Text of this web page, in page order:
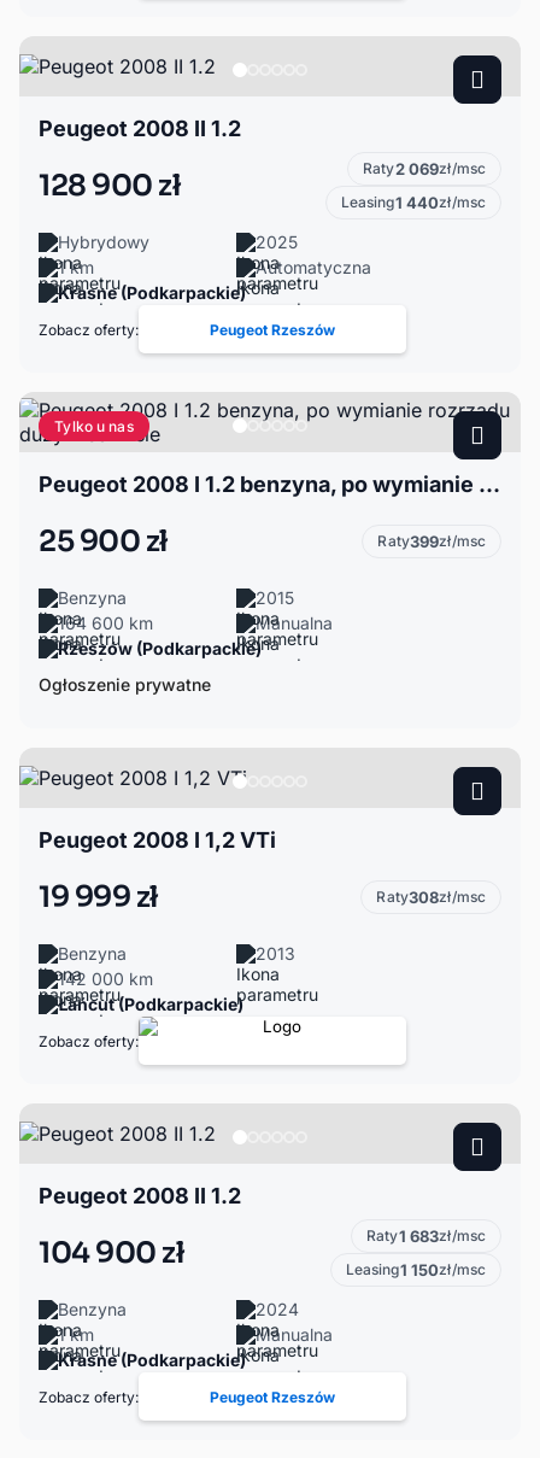
Peugeot 2008 II 1.2
128 900 zł Raty2 069zł/msc
Leasing1 440zł/msc
Hybrydowy
2025
1 km
Automatyczna
Krasne (Podkarpackie)
Zobacz oferty: Peugeot Rzeszów
Tylko u nas
Peugeot 2008 I 1.2 benzyna, po wymianie rozrządu dużym serwisie
25 900 zł Raty399zł/msc
Benzyna
2015
164 600 km
Manualna
Rzeszów (Podkarpackie)
Ogłoszenie prywatne
Peugeot 2008 I 1,2 VTi
19 999 zł Raty308zł/msc
Benzyna
2013
142 000 km
Łańcut (Podkarpackie)
Zobacz oferty:
Peugeot 2008 II 1.2
104 900 zł Raty1 683zł/msc
Leasing1 150zł/msc
Benzyna
2024
1 km
Manualna
Krasne (Podkarpackie)
Zobacz oferty: Peugeot Rzeszów